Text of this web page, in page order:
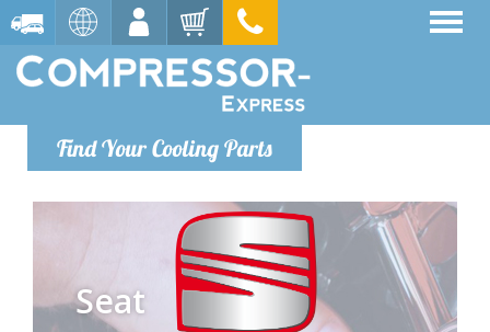
Find Your Cooling Parts
Seat